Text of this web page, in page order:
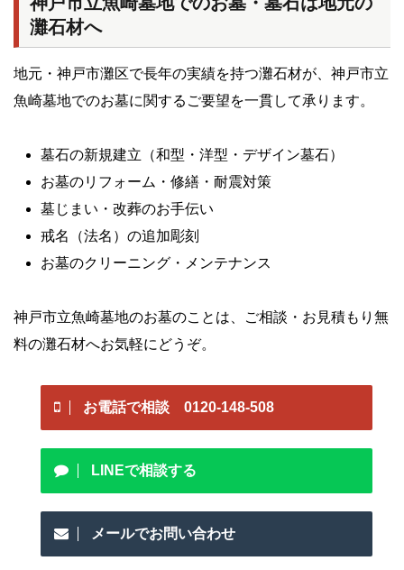
灘石材へ
地元・神戸市灘区で長年の実績を持つ灘石材が、神戸市立
魚崎墓地でのお墓に関するご要望を一貫して承ります。
墓石の新規建立（和型・洋型・デザイン墓石）
お墓のリフォーム・修繕・耐震対策
墓じまい・改葬のお手伝い
戒名（法名）の追加彫刻
お墓のクリーニング・メンテナンス
神戸市立魚崎墓地のお墓のことは、ご相談・お見積もり無
料の灘石材へお気軽にどうぞ。
お電話で相談 0120-148-508
LINEで相談する
メールでお問い合わせ